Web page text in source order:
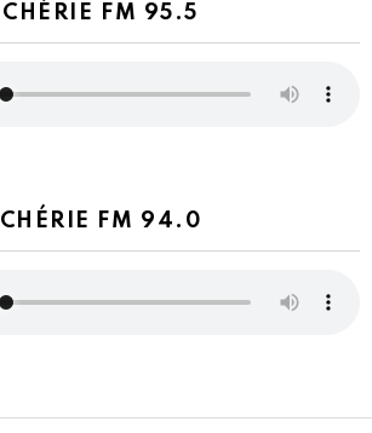
CHÉRIE FM 95.5
CHÉRIE FM 94.0